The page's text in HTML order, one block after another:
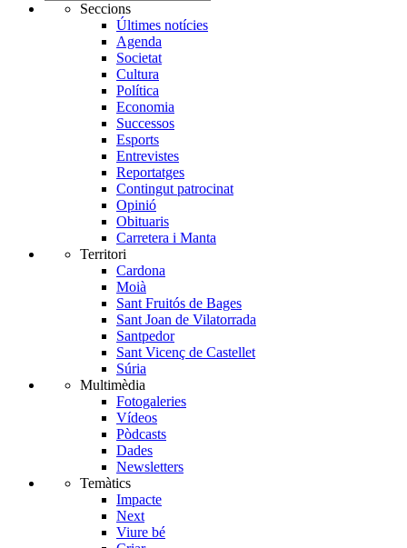
Seccions
Últimes notícies
Agenda
Societat
Cultura
Política
Economia
Successos
Esports
Entrevistes
Reportatges
Contingut patrocinat
Opinió
Obituaris
Carretera i Manta
Territori
Cardona
Moià
Sant Fruitós de Bages
Sant Joan de Vilatorrada
Santpedor
Sant Vicenç de Castellet
Súria
Multimèdia
Fotogaleries
Vídeos
Pòdcasts
Dades
Newsletters
Temàtics
Impacte
Next
Viure bé